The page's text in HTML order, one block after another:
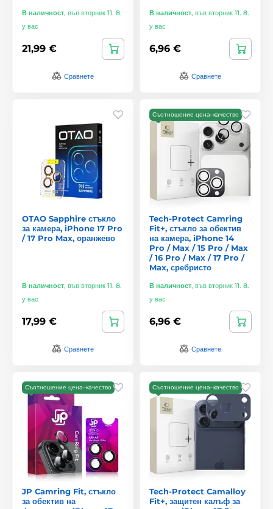
В наличност, във вторник 11. 8.
у вас
21,99 €
Сравнете
В наличност, във вторник 11. 8.
у вас
6,96 €
Сравнете
OTAO Sapphire стъкло
за камера, iPhone 17 Pro
/ 17 Pro Max, оранжево
В наличност, във вторник 11. 8.
у вас
17,99 €
Сравнете
Съотношение цена–качество
Tech-Protect Camring
Fit+, стъкло за обектив
на камера, iPhone 14
Pro / Max / 15 Pro / Max
/ 16 Pro / Max / 17 Pro /
Max, сребристо
В наличност, във вторник 11. 8.
у вас
6,96 €
Сравнете
Съотношение цена–качество
JP Camring Fit, стъкло
за обектив на
Съотношение цена–качество
Tech-Protect Camalloy
Fit+, защитен калъф за